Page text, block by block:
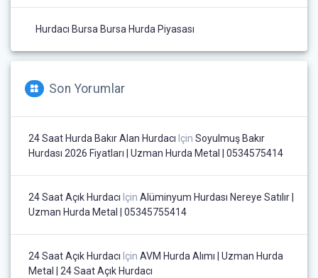
Hurdacı Bursa Bursa Hurda Piyasası
Son Yorumlar
24 Saat Hurda Bakır Alan Hurdacı Için Soyulmuş Bakır
Hurdası 2026 Fiyatları | Uzman Hurda Metal | 0534575414
24 Saat Açık Hurdacı Için Alüminyum Hurdası Nereye Satılır |
Uzman Hurda Metal | 05345755414
24 Saat Açık Hurdacı Için AVM Hurda Alımı | Uzman Hurda
Metal | 24 Saat Açık Hurdacı